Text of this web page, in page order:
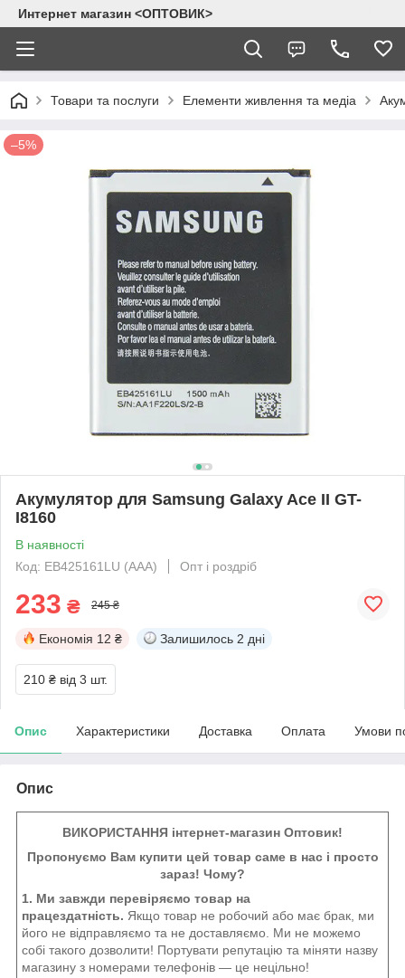
Интернет магазин <ОПТОВИК>
Товари та послуги Елементи живлення та медіа
–5%
Акумулятор для Samsung Galaxy Ace II GT-
I8160
В наявності
Код: EB425161LU (AAA)
Опт і роздріб
233 ₴ 245 ₴
Економія 12 ₴ Залишилось 2 дні
210 ₴ від 3 шт.
Опис Характеристики Доставка Оплата Умови
Опис
ВИКОРИСТАННЯ інтернет-магазин Оптовик!
Пропонуємо Вам купити цей товар саме в нас і просто
зараз! Чому?
1. Ми завжди перевіряємо товар на
працездатність. Якщо товар не робочий або має брак, ми
його не відправляємо та не доставляємо. Ми не можемо
собі такого дозволити! Портувати репутацію та міняти назву
магазину з номерами телефонів — це нецільно!